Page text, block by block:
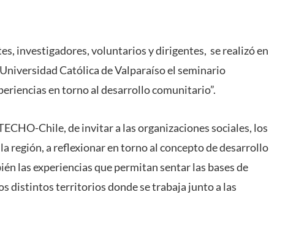
investigadores, voluntarios y dirigentes, se realizó en
Católica de Valparaíso el seminario
en torno al desarrollo comunitario”.
Chile, de invitar a las organizaciones sociales, los
región, a reflexionar en torno al concepto de desarrollo
las experiencias que permitan sentar las bases de
distintos territorios donde se trabaja junto a las